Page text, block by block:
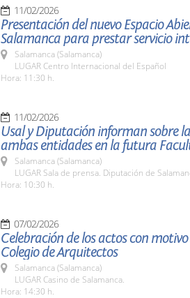
11/02/2026
Presentación del nuevo Espacio
Salamanca para prestar servicio
Salamanca (Salamanca)
LUGAR Centro Internacional del Español
Hora: 11:30 h.
11/02/2026
Usal y Diputación informan sobre
ambas entidades en la futura
Salamanca (Salamanca)
LUGAR Sala de prensa. Diputación de
Hora: 10:30 h.
07/02/2026
Celebración de los actos con
Colegio de Arquitectos
Salamanca (Salamanca)
LUGAR Casino de Salamanca.
Hora: 14:30 h.